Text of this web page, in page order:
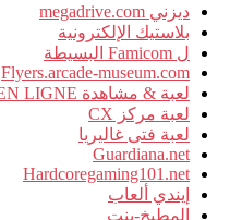
ديزني megadrive.com
بلاستيك الإلكترونية
ل Famicom البسيطة
Flyers.arcade-museum.com
لعبة & مشاهدة EN LIGNE
لعبة مركز CX
لعبة فتى غاليريا
Guardiana.net
Hardcoregaming101.net
إيندي ألعاب
المطبخ-بنت